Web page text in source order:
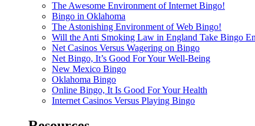
The Awesome Environment of Internet Bingo!
Bingo in Oklahoma
The Astonishing Environment of Web Bingo!
Will the Anti Smoking Law in England Take Bingo
Net Casinos Versus Wagering on Bingo
Net Bingo, It’s Good For Your Well-Being
New Mexico Bingo
Oklahoma Bingo
Online Bingo, It Is Good For Your Health
Internet Casinos Versus Playing Bingo